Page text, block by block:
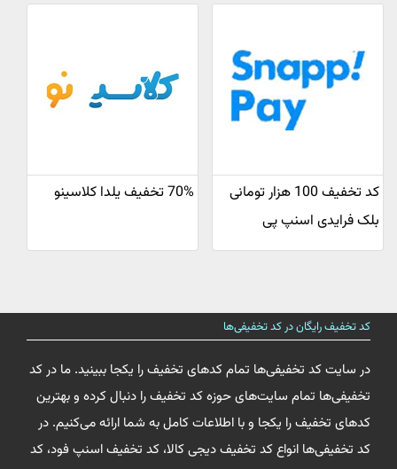
کد تخفیف 100 هزار تومانی
بلک فرایدی اسنپ پی
70% تخفیف یلدا کلاسینو
کد تخفیف رایگان در کد تخفیفی‌ها
در سایت کد تخفیفی‌ها تمام کدهای تخفیف را یکجا ببینید. ما در کد
تخفیفی‌ها تمام سایت‌های حوزه کد تخفیف را دنبال کرده و بهترین
کدهای تخفیف را یکجا و با اطلاعات کامل به شما ارائه می‌کنیم. در
کد تخفیفی‌ها انواع کد تخفیف دیجی کالا، کد تخفیف اسنپ فود، کد